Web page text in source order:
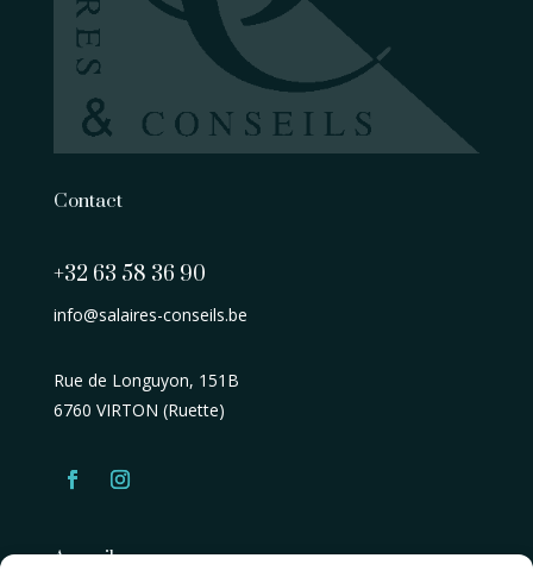
Contact
+32 63 58 36 90
info@salaires-conseils.be
Rue de Longuyon, 151B
6760 VIRTON (Ruette)
Accueil